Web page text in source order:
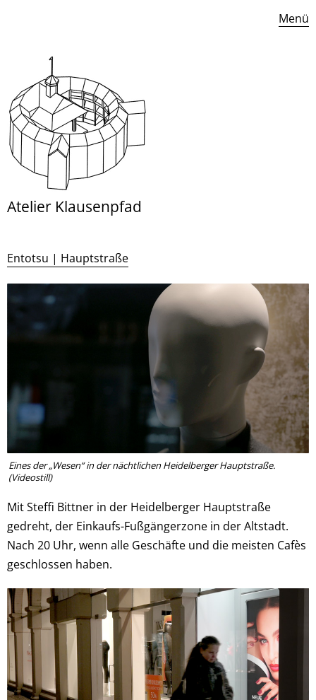
Menü
Atelier Klausenpfad
Entotsu | Hauptstraße
Eines der „Wesen“ in der nächtlichen Heidelberger Hauptstraße.
(Videostill)
Mit Steffi Bittner in der Heidelberger Hauptstraße
gedreht, der Einkaufs-Fußgängerzone in der Altstadt.
Nach 20 Uhr, wenn alle Geschäfte und die meisten Cafès
geschlossen haben.